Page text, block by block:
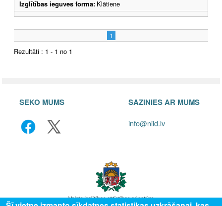
Izglītības ieguves forma: Klātiene
1
Rezultāti : 1 - 1 no 1
SEKO MUMS SAZINIES AR MUMS
info@niid.lv